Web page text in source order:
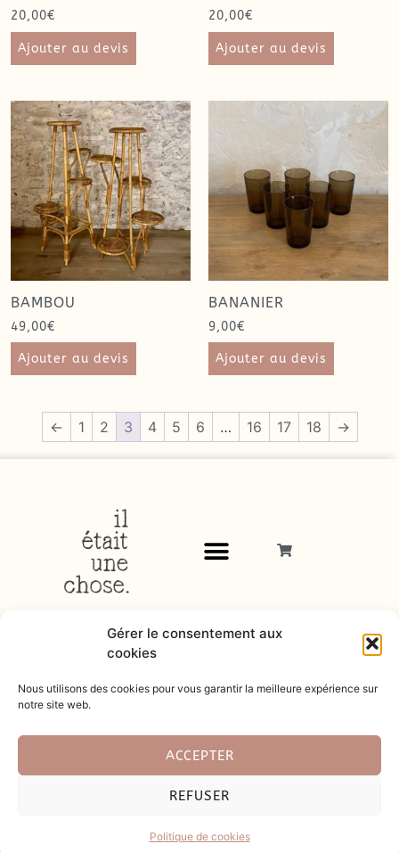
Gérer le consentement aux
cookies
Nous utilisons des cookies pour vous garantir la meilleure expérience sur
notre site web.
ACCEPTER
REFUSER
Politique de cookies
20,00€
Ajouter au devis
20,00€
Ajouter au devis
BAMBOU
49,00€
Ajouter au devis
BANANIER
9,00€
Ajouter au devis
← 1 2 3 4 5 6 … 16 17 18 →
Charte cookies|CGU